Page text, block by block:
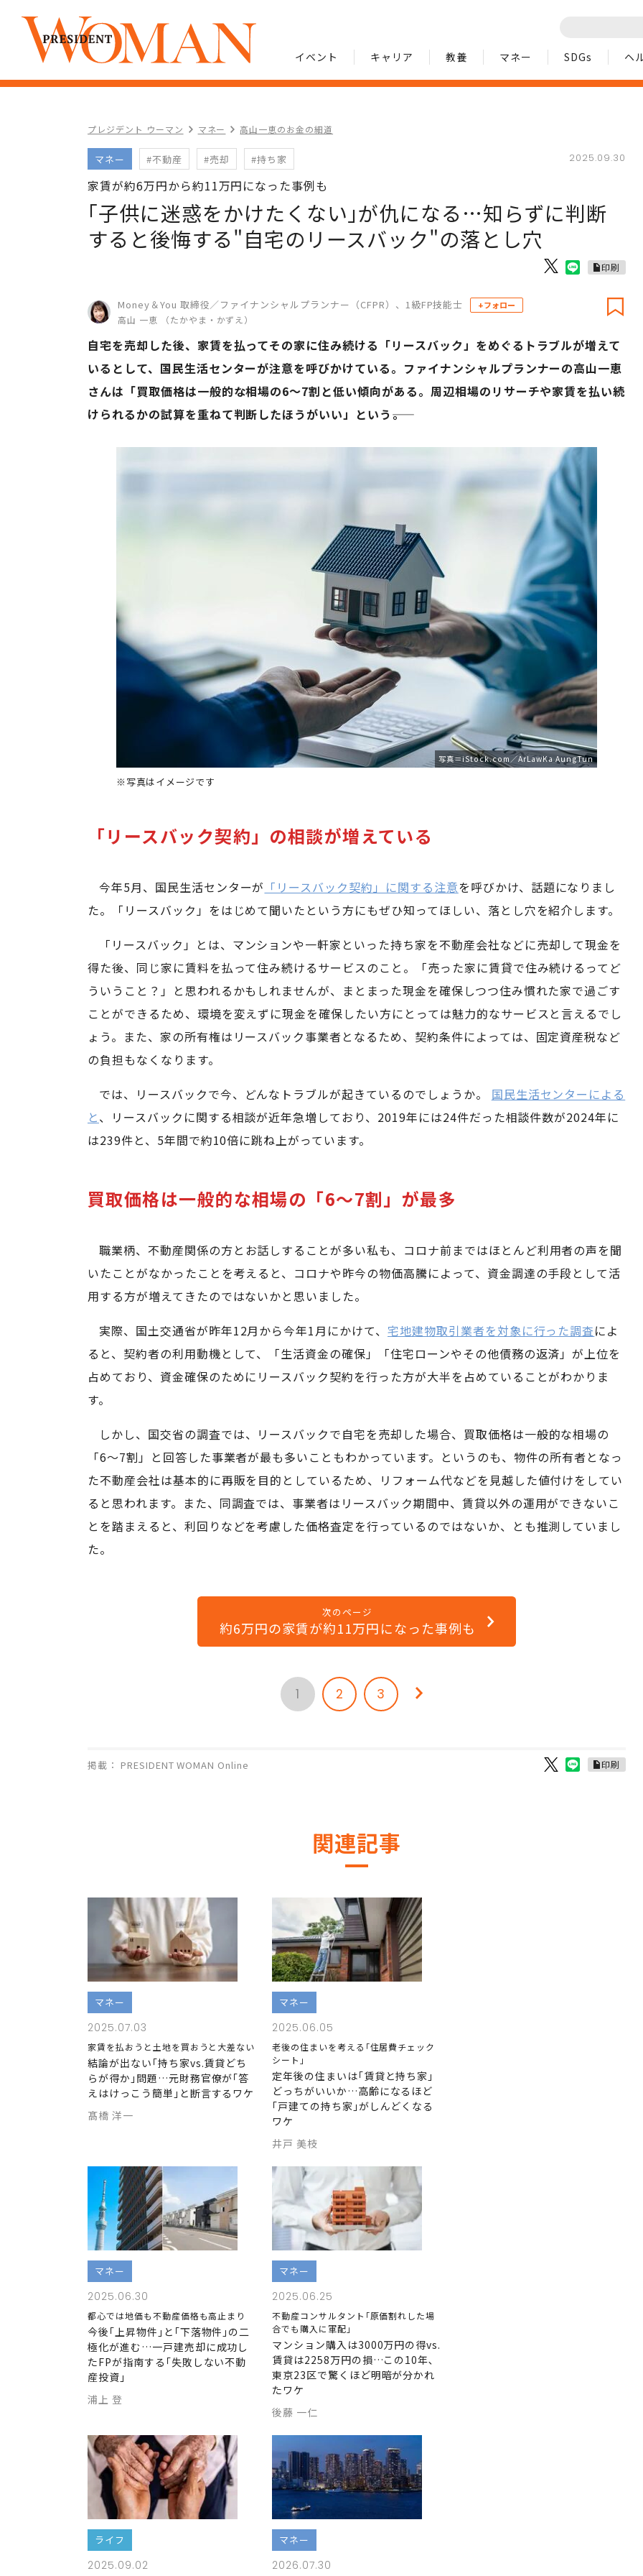
イベント キャリア 教養 マネー SDGs ヘ
プレジデント ウーマン マネー 高山一恵のお金の細道
マネー #不動産 #売却 #持ち家 2025.09.30
家賃が約6万円から約11万円になった事例も
｢子供に迷惑をかけたくない｣が仇になる…知らずに判断
すると後悔する"自宅のリースバック"の落とし穴
印刷
Money＆You 取締役／ファイナンシャルプランナー（CFPR）、1級FP技能士
高山 一恵 （たかやま・かずえ）
+フォロー
自宅を売却した後、家賃を払ってその家に住み続ける「リースバック」をめぐるトラブルが増えて
いるとして、国民生活センターが注意を呼びかけている。ファイナンシャルプランナーの高山一恵
さんは「買取価格は一般的な相場の6～7割と低い傾向がある。周辺相場のリサーチや家賃を払い続
けられるかの試算を重ねて判断したほうがいい」という――。
写真＝iStock.com／ArLawKa AungTun
※写真はイメージです
「リースバック契約」の相談が増えている
今年5月、国民生活センターが 「リースバック契約」に関する注意を呼びかけ、話題になりまし
た。「リースバック」をはじめて聞いたという方にもぜひ知ってほしい、落とし穴を紹介します。
「リースバック」とは、マンションや一軒家といった持ち家を不動産会社などに売却して現金を
得た後、同じ家に賃料を払って住み続けるサービスのこと。「売った家に賃貸で住み続けるってど
ういうこと？」と思われるかもしれませんが、まとまった現金を確保しつつ住み慣れた家で過ごす
ことができるため、環境を変えずに現金を確保したい方にとっては魅力的なサービスと言えるでし
ょう。また、家の所有権はリースバック事業者となるため、契約条件によっては、固定資産税など
の負担もなくなります。
では、リースバックで今、どんなトラブルが起きているのでしょうか。 国民生活センターによる
と、リースバックに関する相談が近年急増しており、2019年には24件だった相談件数が2024年に
は239件と、5年間で約10倍に跳ね上がっています。
買取価格は一般的な相場の「6～7割」が最多
職業柄、不動産関係の方とお話しすることが多い私も、コロナ前まではほとんど利用者の声を聞
いたことがなかったことを考えると、コロナや昨今の物価高騰によって、資金調達の手段として活
用する方が増えてきたのではないかと思いました。
実際、国土交通省が昨年12月から今年1月にかけて、 宅地建物取引業者を対象に行った調査によ
ると、契約者の利用動機として、「生活資金の確保」「住宅ローンやその他債務の返済」が上位を
占めており、資金確保のためにリースバック契約を行った方が大半を占めていることがわかりま
す。
しかし、国交省の調査では、リースバックで自宅を売却した場合、買取価格は一般的な相場の
「6～7割」と回答した事業者が最も多いこともわかっています。というのも、物件の所有者となっ
た不動産会社は基本的に再販を目的としているため、リフォーム代などを見越した値付けをしてい
ると思われます。また、同調査では、事業者はリースバック期間中、賃貸以外の運用ができないこ
とを踏まえると、利回りなどを考慮した価格査定を行っているのではないか、とも推測していまし
た。
次のページ
約6万円の家賃が約11万円になった事例も
1 2 3
掲載： PRESIDENT WOMAN Online 印刷
関連記事
マネー
2025.07.03
家賃を払おうと土地を買おうと大差ない
結論が出ない｢持ち家vs.賃貸どち
らが得か｣問題…元財務官僚が｢答
えはけっこう簡単｣と断言するワケ
髙橋 洋一
マネー
2025.06.05
老後の住まいを考える｢住居費チェック
シート｣
定年後の住まいは｢賃貸と持ち家｣
どっちがいいか…高齢になるほど
｢戸建ての持ち家｣がしんどくなる
ワケ
井戸 美枝
マネー
2025.06.30
都心では地価も不動産価格も高止まり
今後｢上昇物件｣と｢下落物件｣の二
極化が進む…一戸建売却に成功し
たFPが指南する｢失敗しない不動
産投資｣
浦上 登
マネー
2025.06.25
不動産コンサルタント｢原価割れした場
合でも購入に軍配｣
マンション購入は3000万円の得vs.
賃貸は2258万円の損…この10年､
東京23区で驚くほど明暗が分かれ
たワケ
後藤 一仁
ライフ
2025.09.02
マネー
2026.07.30